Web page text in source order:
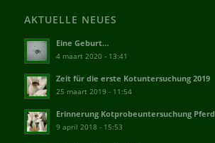
AKTUELLE NEUES
Eine Geburt…
4 maart 2020 - 13:41
Zeit für die erste Kotuntersuchung 2019
25 maart 2019 - 11:54
Erinnerung Kotprobeuntersuchung Pferd
9 april 2018 - 15:53